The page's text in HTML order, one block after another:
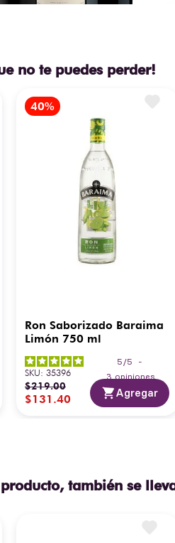
no te puedes perder!
Ron Saborizado Baraima
Limón 750 ml
5 /5
-
3 opiniones
SKU: 35396
$219.00
$131 .40 Agregar
también se